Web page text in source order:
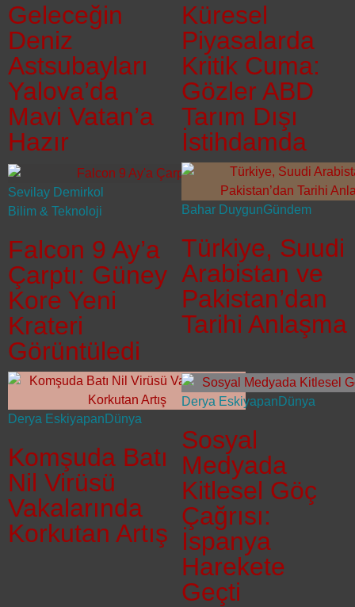
Geleceğin
Deniz
Astsubayları
Yalova’da
Mavi Vatan’a
Hazır
Küresel
Piyasalarda
Kritik Cuma:
Gözler ABD
Tarım Dışı
İstihdamda
Sevilay Demirkol
Bilim & Teknoloji
Falcon 9 Ay’a
Çarptı: Güney
Kore Yeni
Krateri
Görüntüledi
Bahar DuygunGündem
Türkiye, Suudi
Arabistan ve
Pakistan’dan
Tarihi Anlaşma
Derya Eskiyapan Dünya
Komşuda Batı
Nil Virüsü
Vakalarında
Korkutan Artış
Derya Eskiyapan Dünya
Sosyal
Medyada
Kitlesel Göç
Çağrısı:
İspanya
Harekete
Geçti